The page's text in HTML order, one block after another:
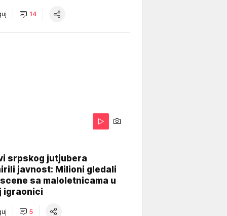
14
srpskog jutjubera
javnost: Milioni gledali
sa maloletnicama u
igraonici
5